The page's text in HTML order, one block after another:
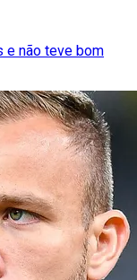
e não teve bom